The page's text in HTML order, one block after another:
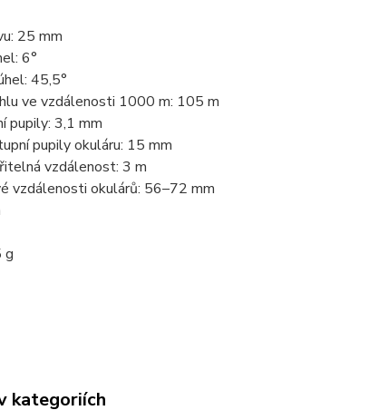
25 mm
6°
45,5°
ve vzdálenosti 1000 m: 105 m
pupily: 3,1 mm
pupily okuláru: 15 mm
vzdálenost: 3 m
vzdálenosti okulárů: 56–72 mm
g
kategoriích